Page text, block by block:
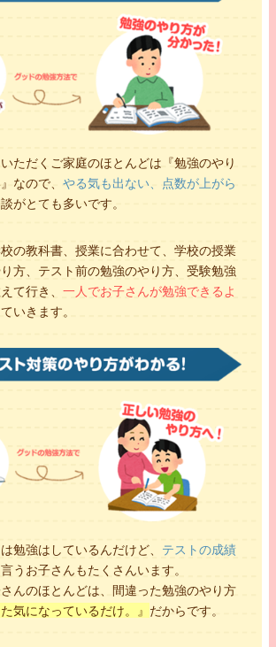
ただくご家庭のほとんどは『勉強のやり
なので、 やる気も出ない、点数が上がら
がとても多いです。
の教科書、授業に合わせて、学校の授業
方、テスト前の勉強のやり方、受験勉強
て行き、 一人でお子さんが勉強できるよ
いきます。
勉強はしているんだけど、 テストの成績
うお子さんもたくさんいます。
んのほとんどは、間違った勉強のやり方
た気になっているだけ。』 だからです。